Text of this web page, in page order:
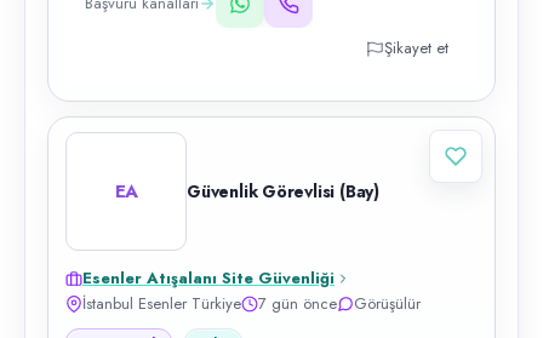
Şikayet et
EA Güvenlik Görevlisi (Bay)
Esenler Atışalanı Site Güvenliği
İstanbul Esenler Türkiye
7 gün önce Görüşülür